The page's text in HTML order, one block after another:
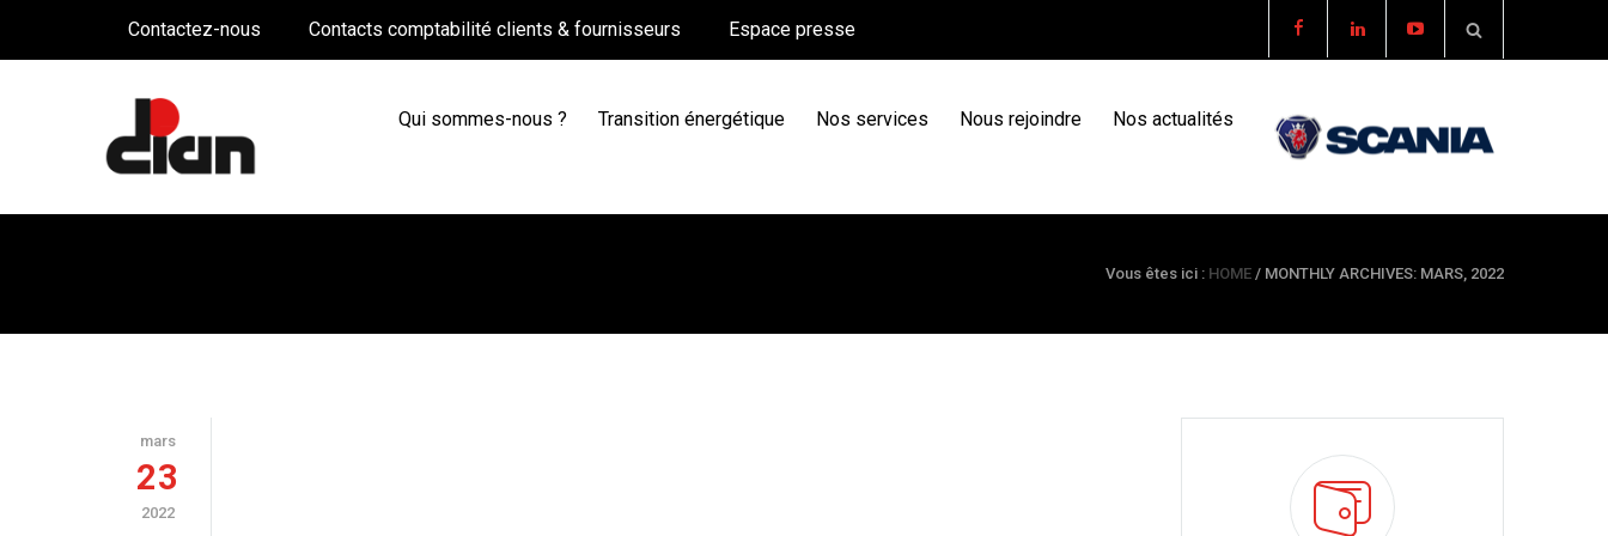
Contactez-nous Contacts comptabilité clients & fournisseurs Espace presse
Qui sommes-nous ? Transition énergétique Nos services Nous rejoindre Nos actualités
Vous êtes ici : HOME / MONTHLY ARCHIVES: MARS, 2022
mars
23
2022